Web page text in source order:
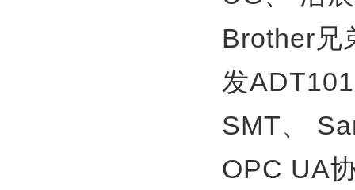
Brother兄
发
SMT、
OPC UA